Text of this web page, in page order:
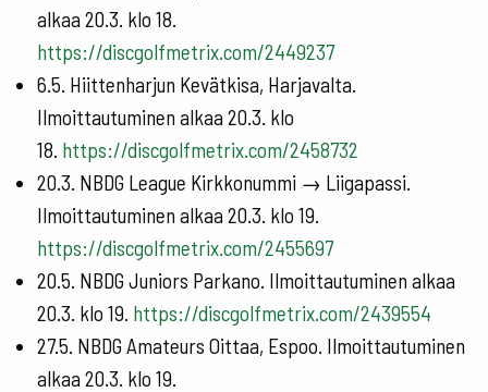
alkaa 20.3. klo 18.
https://discgolfmetrix.com/2449237
6.5. Hiittenharjun Kevätkisa, Harjavalta.
Ilmoittautuminen alkaa 20.3. klo
18. https://discgolfmetrix.com/2458732
20.3. NBDG League Kirkkonummi → Liigapassi.
Ilmoittautuminen alkaa 20.3. klo 19.
https://discgolfmetrix.com/2455697
20.5. NBDG Juniors Parkano. Ilmoittautuminen alkaa
20.3. klo 19. https://discgolfmetrix.com/2439554
27.5. NBDG Amateurs Oittaa, Espoo. Ilmoittautuminen
alkaa 20.3. klo 19.